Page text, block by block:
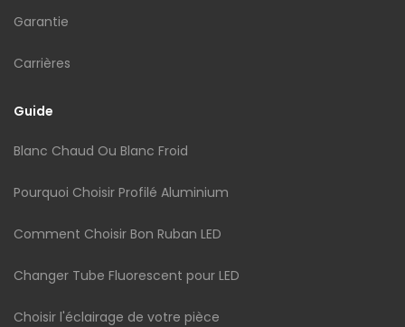
Garantie
Carrières
Guide
Blanc Chaud Ou Blanc Froid
Pourquoi Choisir Profilé Aluminium
Comment Choisir Bon Ruban LED
Changer Tube Fluorescent pour LED
Choisir l'éclairage de votre pièce